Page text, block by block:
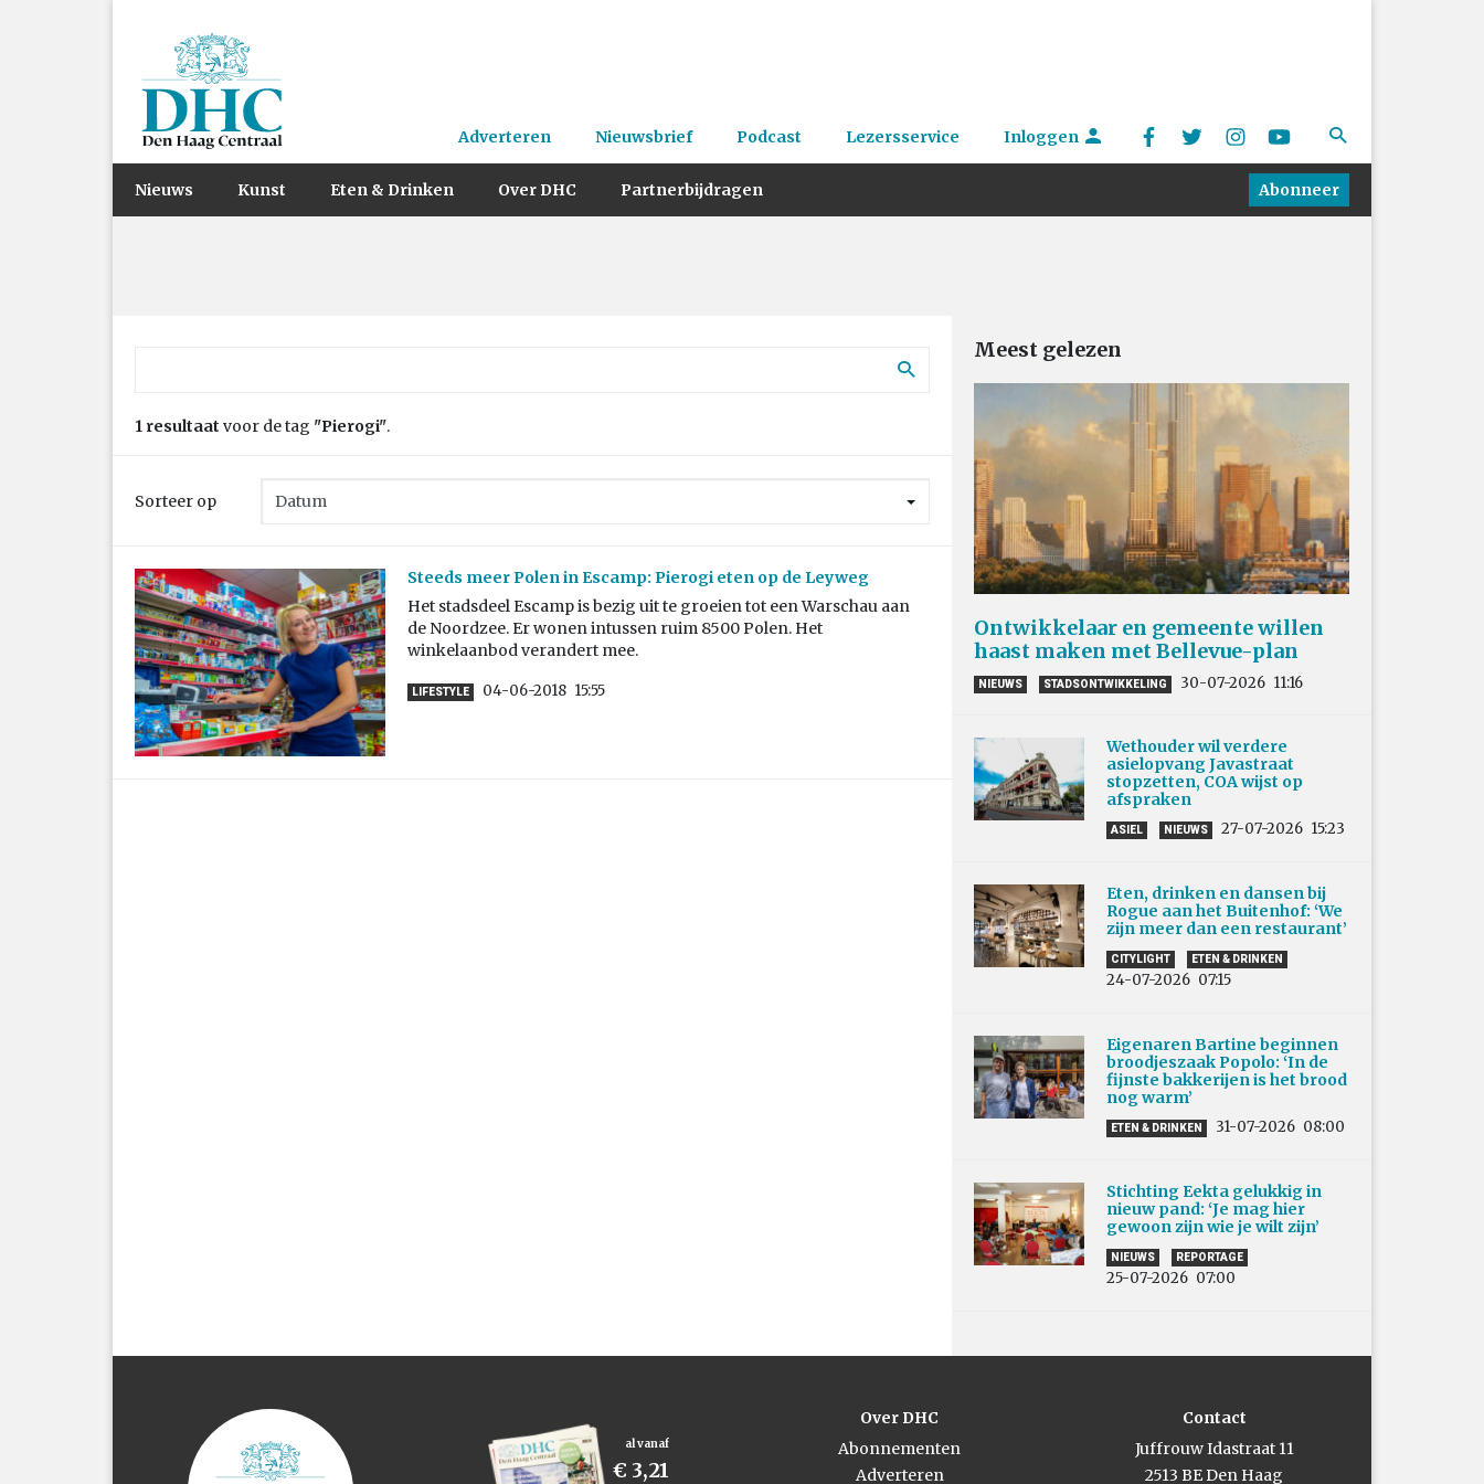
Adverteren Nieuwsbrief Podcast Lezersservice Inloggen
Nieuws Kunst Eten & Drinken Over DHC Partnerbijdragen Abonneer
1 resultaat voor de tag "Pierogi".
Sorteer op
Steeds meer Polen in Escamp: Pierogi eten op de Leyweg
Het stadsdeel Escamp is bezig uit te groeien tot een Warschau aan
de Noordzee. Er wonen intussen ruim 8500 Polen. Het
winkelaanbod verandert mee.
LIFESTYLE 04-06-2018 15:55
Meest gelezen
Ontwikkelaar en gemeente willen
haast maken met Bellevue-plan
NIEUWS STADSONTWIKKELING 30-07-2026 11:16
Wethouder wil verdere
asielopvang Javastraat
stopzetten, COA wijst op
afspraken
ASIEL NIEUWS 27-07-2026 15:23
Eten, drinken en dansen bij
Rogue aan het Buitenhof: ‘We
zijn meer dan een restaurant’
CITYLIGHT ETEN & DRINKEN
24-07-2026 07:15
Eigenaren Bartine beginnen
broodjeszaak Popolo: ‘In de
fijnste bakkerijen is het brood
nog warm’
ETEN & DRINKEN 31-07-2026 08:00
Stichting Eekta gelukkig in
nieuw pand: ‘Je mag hier
gewoon zijn wie je wilt zijn’
NIEUWS REPORTAGE
25-07-2026 07:00
al vanaf
€ 3,21
Over DHC
Abonnementen
Adverteren
Contact
Juffrouw Idastraat 11
2513 BE Den Haag